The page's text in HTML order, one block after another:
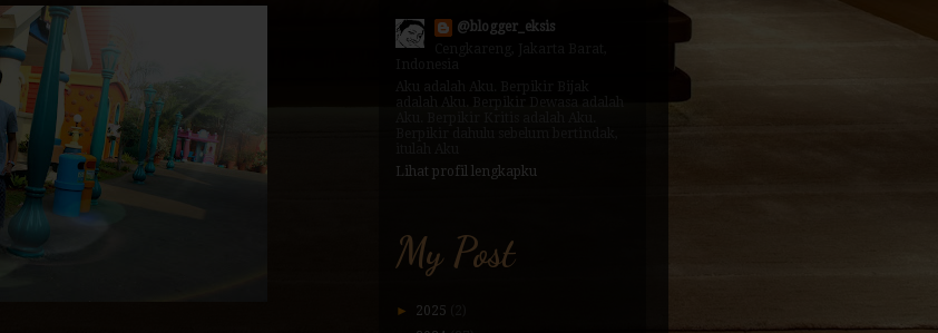
@blogger_eksis
Lihat profil lengkapku
My Post
► 2025